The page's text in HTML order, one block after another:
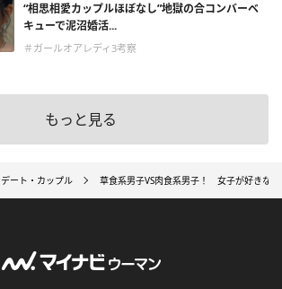
“相思相愛カップルほぼなし”地獄の合コンバーベ
キューで泥沼婚活...
＃ガールオアレディ3考察
もっと見る
デート・カップル 草食系男子VS肉食系男子！ 女子が好きな